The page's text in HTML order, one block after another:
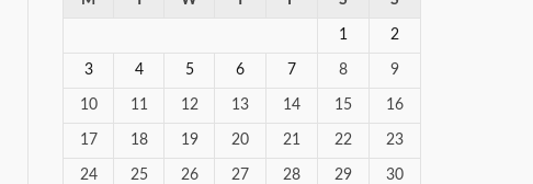
1 2
3 4 5 6 7 8 9
10 11 12 13 14 15 16
17 18 19 20 21 22 23
24 25 26 27 28 29 30